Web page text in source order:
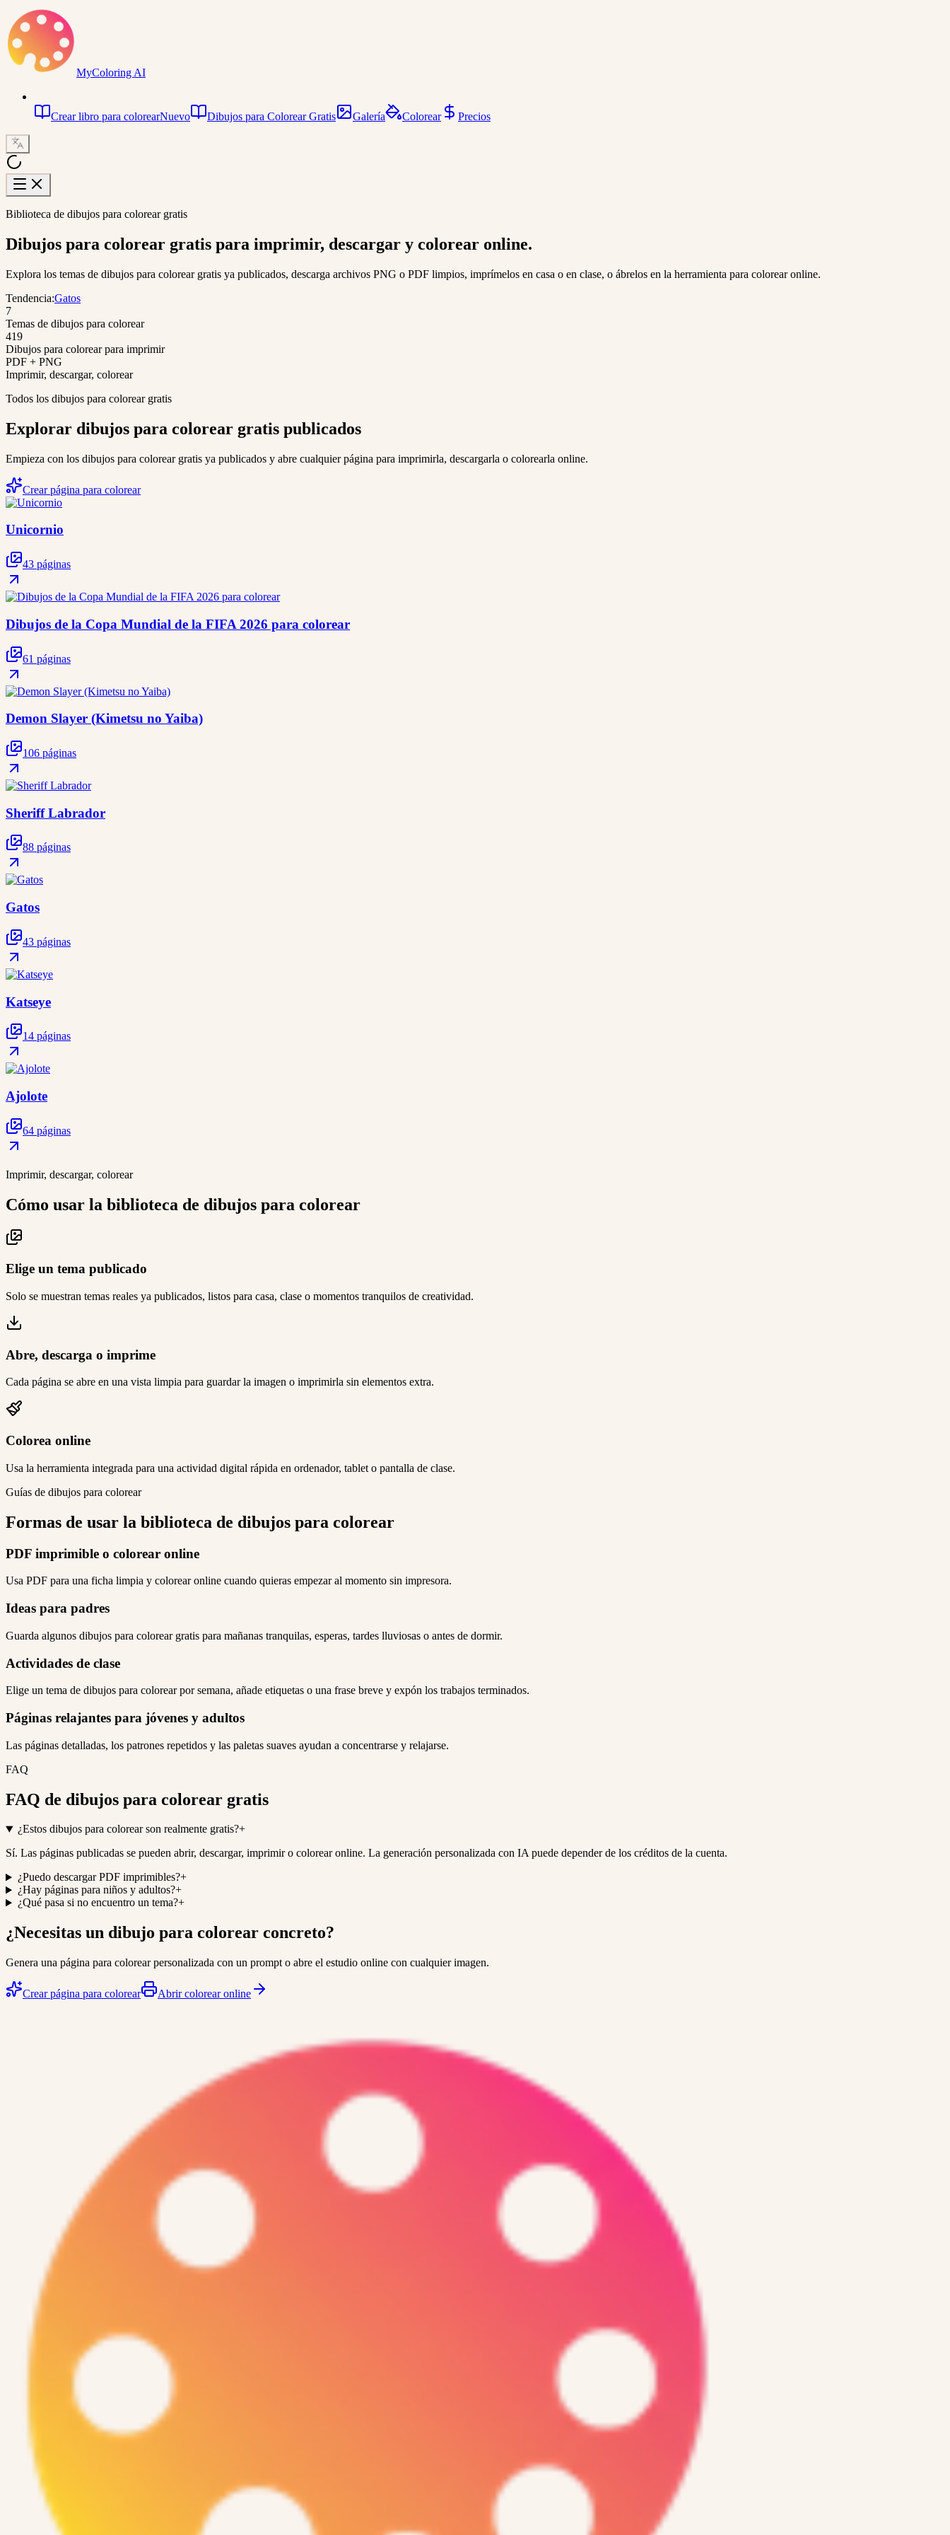
MyColoring AI
Crear libro para colorearNuevo Dibujos para Colorear Gratis Galería Colorear Precios
Biblioteca de dibujos para colorear gratis
Dibujos para colorear gratis para imprimir, descargar y colorear online.
Explora los temas de dibujos para colorear gratis ya publicados, descarga archivos PNG o PDF limpios, imprímelos en casa o en clase, o ábrelos en la herramienta para colorear online.
Tendencia:Gatos
7
Temas de dibujos para colorear
419
Dibujos para colorear para imprimir
PDF + PNG
Imprimir, descargar, colorear
Todos los dibujos para colorear gratis
Explorar dibujos para colorear gratis publicados
Empieza con los dibujos para colorear gratis ya publicados y abre cualquier página para imprimirla, descargarla o colorearla online.
Crear página para colorear
Unicornio
43 páginas
Dibujos de la Copa Mundial de la FIFA 2026 para colorear
61 páginas
Demon Slayer (Kimetsu no Yaiba)
106 páginas
Sheriff Labrador
88 páginas
Gatos
43 páginas
Katseye
14 páginas
Ajolote
64 páginas
Imprimir, descargar, colorear
Cómo usar la biblioteca de dibujos para colorear
Elige un tema publicado
Solo se muestran temas reales ya publicados, listos para casa, clase o momentos tranquilos de creatividad.
Abre, descarga o imprime
Cada página se abre en una vista limpia para guardar la imagen o imprimirla sin elementos extra.
Colorea online
Usa la herramienta integrada para una actividad digital rápida en ordenador, tablet o pantalla de clase.
Guías de dibujos para colorear
Formas de usar la biblioteca de dibujos para colorear
PDF imprimible o colorear online
Usa PDF para una ficha limpia y colorear online cuando quieras empezar al momento sin impresora.
Ideas para padres
Guarda algunos dibujos para colorear gratis para mañanas tranquilas, esperas, tardes lluviosas o antes de dormir.
Actividades de clase
Elige un tema de dibujos para colorear por semana, añade etiquetas o una frase breve y expón los trabajos terminados.
Páginas relajantes para jóvenes y adultos
Las páginas detalladas, los patrones repetidos y las paletas suaves ayudan a concentrarse y relajarse.
FAQ
FAQ de dibujos para colorear gratis
¿Estos dibujos para colorear son realmente gratis?+
Sí. Las páginas publicadas se pueden abrir, descargar, imprimir o colorear online. La generación personalizada con IA puede depender de los créditos de la cuenta.
¿Puedo descargar PDF imprimibles?+
¿Hay páginas para niños y adultos?+
¿Qué pasa si no encuentro un tema?+
¿Necesitas un dibujo para colorear concreto?
Genera una página para colorear personalizada con un prompt o abre el estudio online con cualquier imagen.
Crear página para colorear Abrir colorear online